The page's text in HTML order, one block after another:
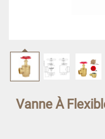
Vanne À